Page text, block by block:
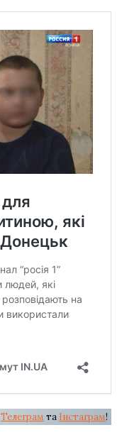
Телеграм та Інстаграм!